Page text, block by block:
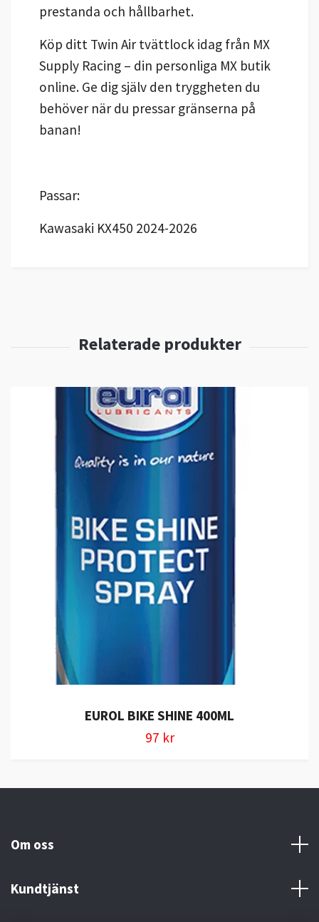
prestanda och hållbarhet.
Köp ditt Twin Air tvättlock idag från MX
Supply Racing – din personliga MX butik
online. Ge dig själv den tryggheten du
behöver när du pressar gränserna på
banan!
Passar:
Kawasaki KX450 2024-2026
EUROL BIKE SHINE 400ML
97 kr
Om oss
Kundtjänst